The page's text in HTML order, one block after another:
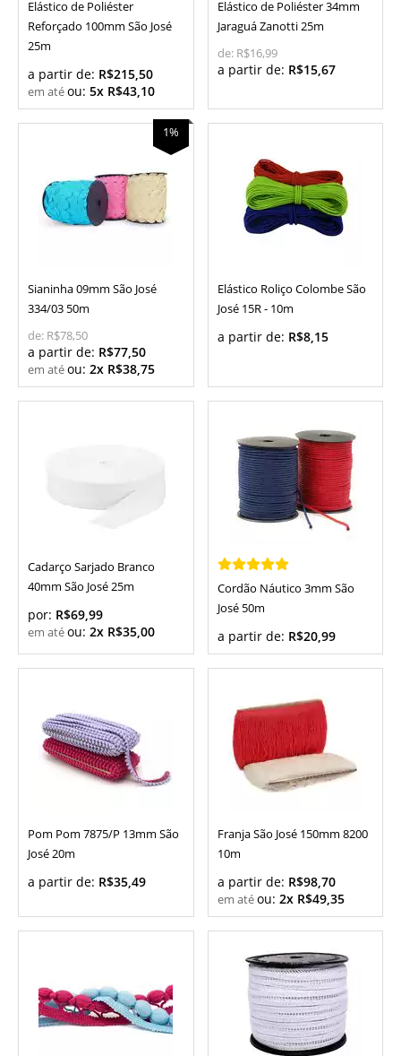
Elástico de Poliéster
Reforçado 100mm São José
25m
a partir de: R$215,50
ou: 5x R$43,10
Elástico de Poliéster 34mm
Jaraguá Zanotti 25m
de: R$16,99
a partir de: R$15,67
Sianinha 09mm São José
334/03 50m
de: R$78,50
a partir de: R$77,50
ou: 2x R$38,75
1%
Elástico Roliço Colombe São
José 15R - 10m
a partir de: R$8,15
Cadarço Sarjado Branco
40mm São José 25m
por: R$69,99
ou: 2x R$35,00
Cordão Náutico 3mm São
José 50m
a partir de: R$20,99
Pom Pom 7875/P 13mm São
José 20m
a partir de: R$35,49
Franja São José 150mm 8200
10m
a partir de: R$98,70
ou: 2x R$49,35